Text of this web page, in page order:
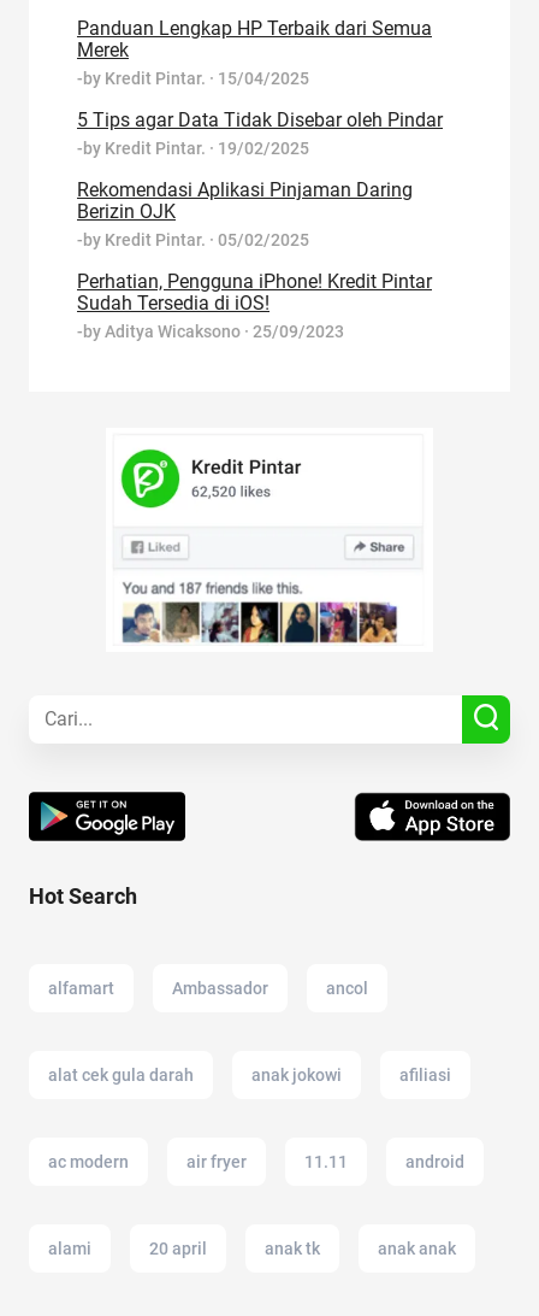
Panduan Lengkap HP Terbaik dari Semua
Merek
-by Kredit Pintar. · 15/04/2025
5 Tips agar Data Tidak Disebar oleh Pindar
-by Kredit Pintar. · 19/02/2025
Rekomendasi Aplikasi Pinjaman Daring
Berizin OJK
-by Kredit Pintar. · 05/02/2025
Perhatian, Pengguna iPhone! Kredit Pintar
Sudah Tersedia di iOS!
-byAditya Wicaksono · 25/09/2023
Hot Search
alfamart Ambassador ancol
alat cek gula darah anak jokowi afiliasi
ac modern air fryer 11.11 android
alami 20 april anak tk anak anak